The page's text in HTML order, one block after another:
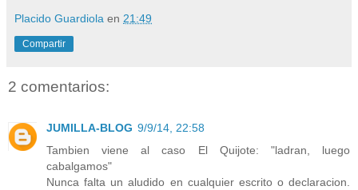
Placido Guardiola en 21:49
Compartir
2 comentarios:
JUMILLA-BLOG 9/9/14, 22:58
Tambien viene al caso El Quijote: "ladran, luego
cabalgamos"
Nunca falta un aludido en cualquier escrito o declaracion.